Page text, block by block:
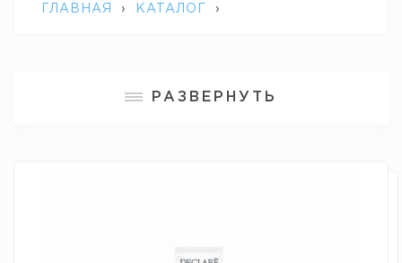
ГЛАВНАЯ › КАТАЛОГ ›
РАЗВЕРНУТЬ